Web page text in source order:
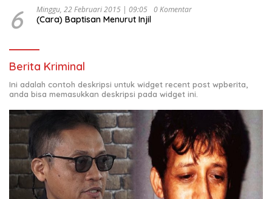
6 Minggu, 22 Februari 2015 | 09:05 0 Komentar
(Cara) Baptisan Menurut Injil
Berita Kriminal
Ini adalah contoh deskripsi untuk widget recent post wpberita,
anda bisa memasukkan deskripsi pada widget ini.